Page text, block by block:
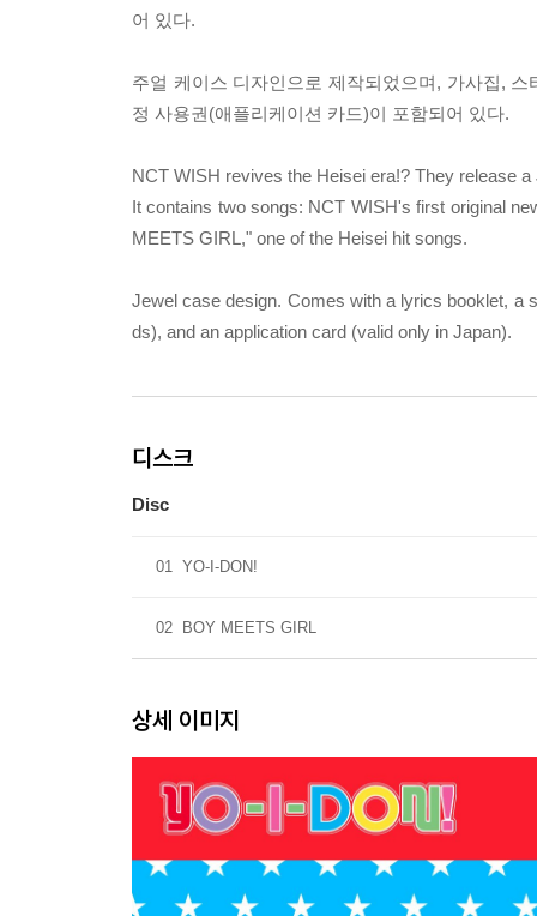
어 있다.
주얼 케이스 디자인으로 제작되었으며, 가사집,
정 사용권(애플리케이션 카드)이 포함되어 있다.
NCT WISH revives the Heisei era!? They release
It contains two songs: NCT WISH's first original
MEETS GIRL," one of the Heisei hit songs.
Jewel case design. Comes with a lyrics booklet, a
ds), and an application card (valid only in Japan).
디스크
Disc
01 YO-I-DON!
02 BOY MEETS GIRL
상세 이미지